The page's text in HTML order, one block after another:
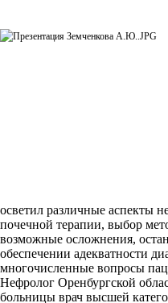
осветил различные аспекты
почечной терапии, выбор
возможные осложнения,
обеспечении адекватности
многочисленные вопросы
Нефролог Оренбургской
больницы врач высшей